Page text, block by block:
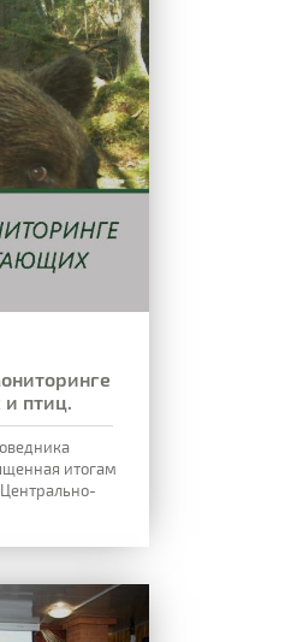
птиц.
итогам